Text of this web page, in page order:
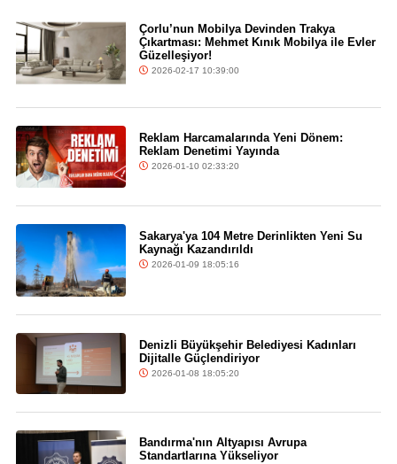
Çorlu’nun Mobilya Devinden Trakya
Çıkartması: Mehmet Kınık Mobilya ile Evler
Güzelleşiyor!
2026-02-17 10:39:00
Reklam Harcamalarında Yeni Dönem:
Reklam Denetimi Yayında
2026-01-10 02:33:20
Sakarya'ya 104 Metre Derinlikten Yeni Su
Kaynağı Kazandırıldı
2026-01-09 18:05:16
Denizli Büyükşehir Belediyesi Kadınları
Dijitalle Güçlendiriyor
2026-01-08 18:05:20
Bandırma'nın Altyapısı Avrupa
Standartlarına Yükseliyor